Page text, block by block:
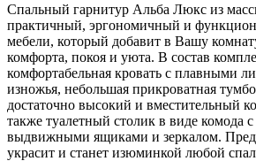
Спальный гарнитур Альба Люкс из
практичный, эргономичный и
мебели, который добавит в Вашу
комфорта, покоя и уюта. В состав
комфортабельная кровать с плавными
изножья, небольшая прикроватная
достаточно высокий и вместительный
также туалетный столик в виде комода
выдвижными ящиками и зеркалом.
украсит и станет изюминкой любой